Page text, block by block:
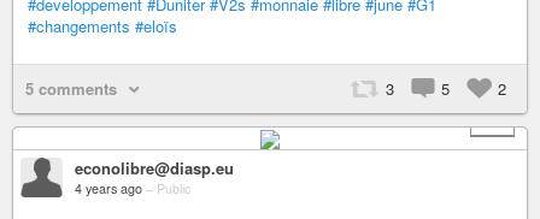
#changements #eloïs
5 comments 3 5
2
+ 4
econolibre@diasp.eu
4 years ago – Public